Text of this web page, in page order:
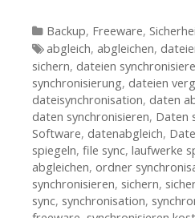
Kategorien
Backup, Freeware,
Tags
abgleich, abgleichen,
sichern, dateien
synchronisierung, dateien
dateisynchronisation, daten
daten synchronisieren, Daten
Software, datenabgleich,
spiegeln, file sync, laufwerke
abgleichen, ordner
synchronisieren, sichern,
sync, synchronisation,